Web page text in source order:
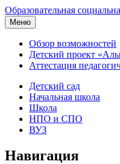
Образовательная
Меню
Обзор возможностей
Детский проект
Аттестация
Детский сад
Начальная школа
Школа
НПО и СПО
ВУЗ
Навигация